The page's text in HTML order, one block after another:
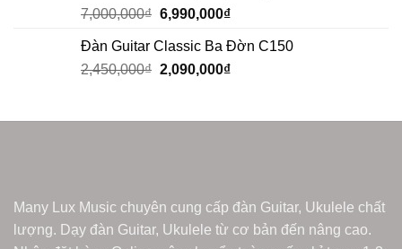
7,000,000₫ 6,990,000₫
Đàn Guitar Classic Ba Đờn C150
2,450,000₫ 2,090,000₫
Many Lux Music chuyên cung cấp đàn Guitar, Ukulele chất
lượng. Dạy đàn Guitar, Ukulele từ cơ bản đến nâng cao.